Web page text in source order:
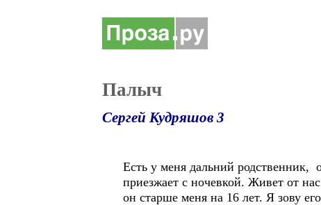
Палыч
Сергей Кудряшов 3
Есть у меня дальний родственник,
приезжает с ночевкой. Живет от
он старше меня на 16 лет. Я зову